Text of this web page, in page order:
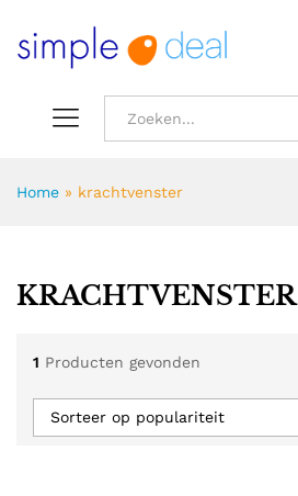
Home » krachtvenster
KRACHTVENSTER
1 Producten gevonden
Sorteer op populariteit